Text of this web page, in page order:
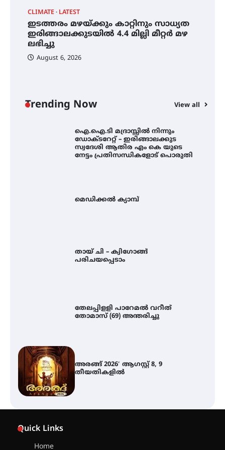
CLIMATE LATEST
ഇടത്തരം മഴയ്ക്കും കാറ്റിനും സാധ്യത
ഇരിങ്ങാലക്കുടയിൽ 4.4 മില്ലി മീറ്റർ മഴ
ലഭിച്ചു
August 6, 2026
Trending Now View all
സാധ്യത ഇരിങ്ങാലക്കുടയിൽ 4.4
മില്ലി മീറ്റർ മഴ ലഭിച്ചു
ഐ.ഐ.ടി മദ്രാസ്സിൽ നിന്നും
ഡോക്ടറേറ്റ് – ഇരിങ്ങാലക്കുട
Quick Links
Home